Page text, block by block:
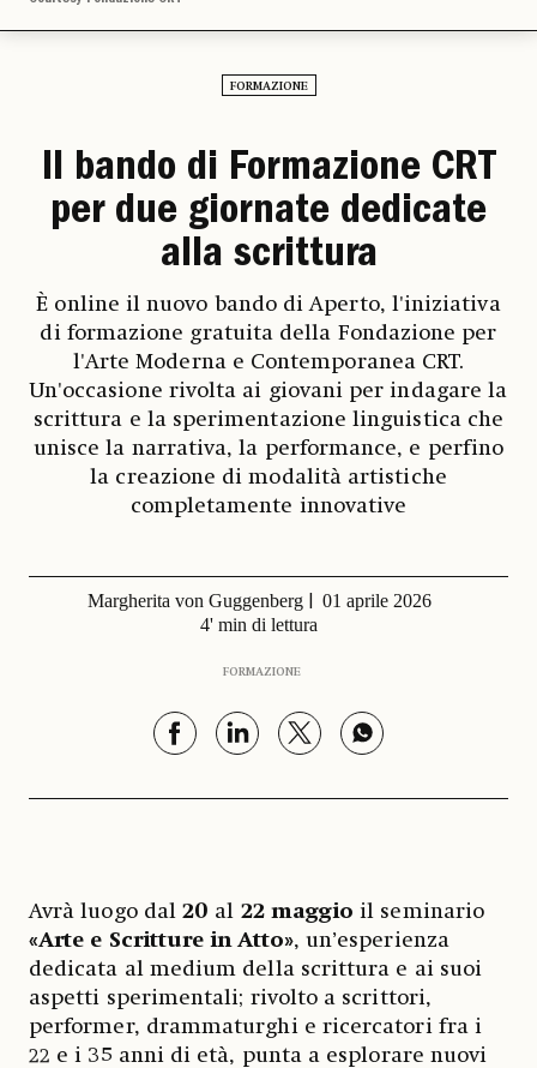
FORMAZIONE
Il bando di Formazione CRT
per due giornate dedicate
alla scrittura
È online il nuovo bando di Aperto, l'iniziativa
di formazione gratuita della Fondazione per
l'Arte Moderna e Contemporanea CRT.
Un'occasione rivolta ai giovani per indagare la
scrittura e la sperimentazione linguistica che
unisce la narrativa, la performance, e perfino
la creazione di modalità artistiche
completamente innovative
Margherita von Guggenberg
01 aprile 2026
4' min di lettura
FORMAZIONE
Avrà luogo dal20 al 22 maggioil seminario
«Arte e Scritture in Atto», un’esperienza
dedicata al medium della scrittura e ai suoi
aspetti sperimentali; rivolto a scrittori,
performer, drammaturghi e ricercatori fra i
22 e i 35 anni di età, punta a esplorare nuovi